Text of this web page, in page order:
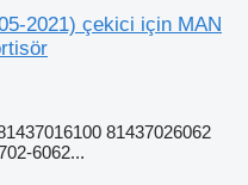
2021) çekici için MAN
81437026062
6062...